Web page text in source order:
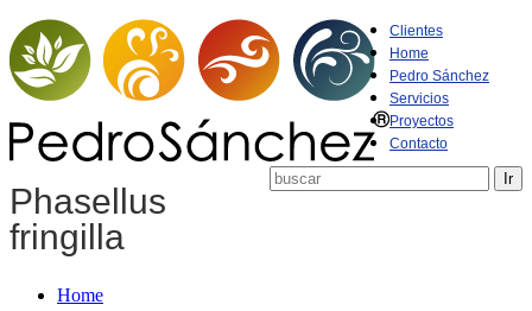
Clientes
Home
Pedro Sánchez
Servicios
Proyectos
Contacto
Phasellus
fringilla
Home